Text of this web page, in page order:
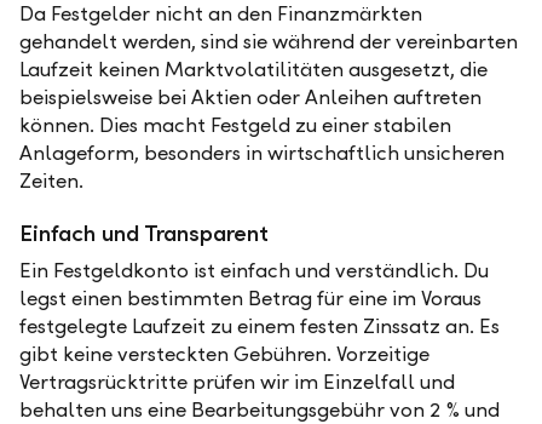
Da Festgelder nicht an den Finanzmärkten
gehandelt werden, sind sie während der vereinbarten
Laufzeit keinen Marktvolatilitäten ausgesetzt, die
beispielsweise bei Aktien oder Anleihen auftreten
können. Dies macht Festgeld zu einer stabilen
Anlageform, besonders in wirtschaftlich unsicheren
Zeiten.
Einfach und Transparent
Ein Festgeldkonto ist einfach und verständlich. Du
legst einen bestimmten Betrag für eine im Voraus
festgelegte Laufzeit zu einem festen Zinssatz an. Es
gibt keine versteckten Gebühren. Vorzeitige
Vertragsrücktritte prüfen wir im Einzelfall und
behalten uns eine Bearbeitungsgebühr von 2 % und